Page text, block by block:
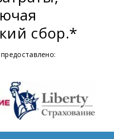
сбор.*